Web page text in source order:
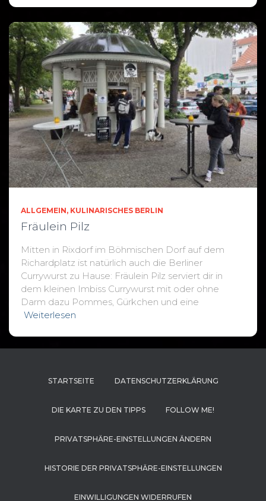
ALLGEMEIN KULINARISCHES BERLIN
Fräulein Pilz
Mitten in Rixdorf im Böhmischen Dorf auf dem
Richardplatz ist natürlich auch die Berliner
Currywurst zu Hause: Fräulein Pilz serviert dir in
dem kleinen Imbiss Currywurst mit oder ohne
Darm dazu Pommes, Gürkchen und eine
Weiterlesen
STARTSEITE DATENSCHUTZERKLÄRUNG
DIE KARTE ZU DEN TIPPS FOLLOW ME!
PRIVATSPHÄRE-EINSTELLUNGEN ÄNDERN
HISTORIE DER PRIVATSPHÄRE-EINSTELLUNGEN
EINWILLIGUNGEN WIDERRUFEN